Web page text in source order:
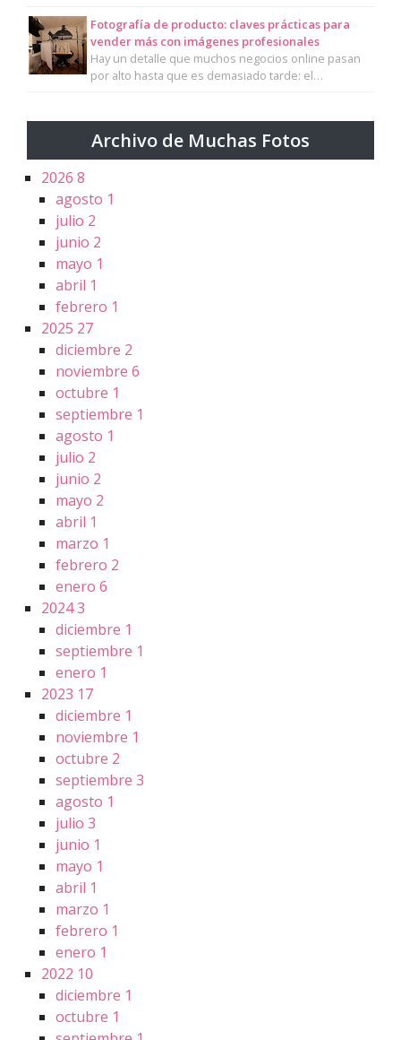
Fotografía de producto: claves prácticas para
vender más con imágenes profesionales
Hay un detalle que muchos negocios online pasan
por alto hasta que es demasiado tarde: el…
Archivo de Muchas Fotos
2026 8
agosto 1
julio 2
junio 2
mayo 1
abril 1
febrero 1
2025 27
diciembre 2
noviembre 6
octubre 1
septiembre 1
agosto 1
julio 2
junio 2
mayo 2
abril 1
marzo 1
febrero 2
enero 6
20243
diciembre 1
septiembre 1
enero 1
2023 17
diciembre 1
noviembre 1
octubre 2
septiembre 3
agosto 1
julio 3
junio 1
mayo 1
abril 1
marzo 1
febrero 1
enero 1
2022 10
diciembre 1
octubre 1